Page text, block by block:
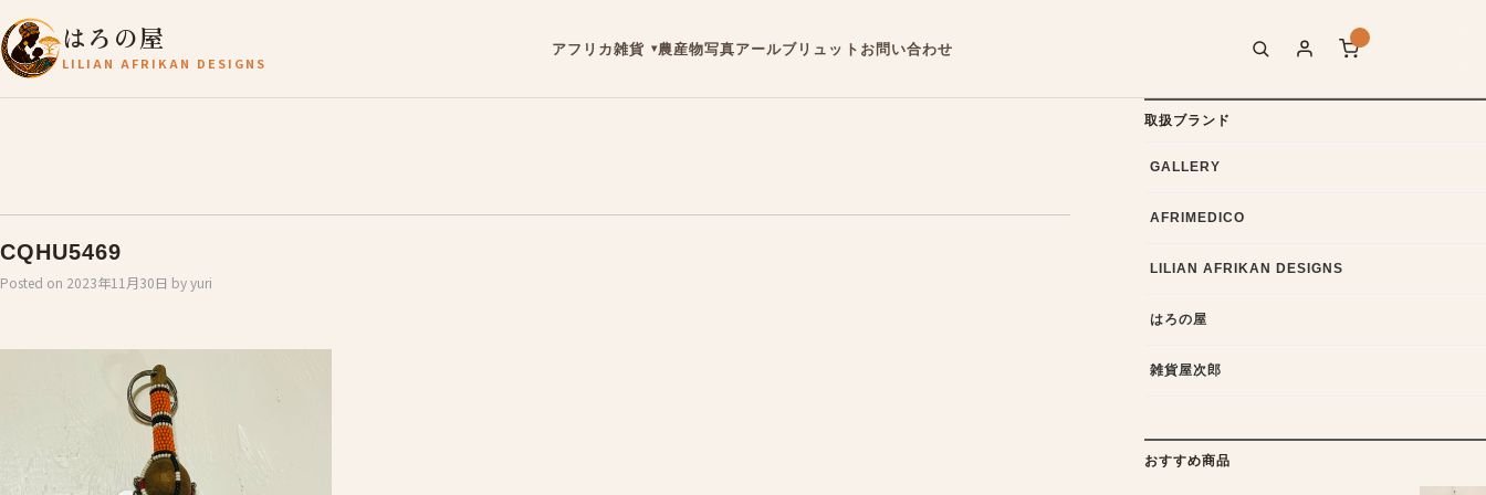
はろの屋
LILIAN AFRIKAN DESIGNS
アフリカ雑貨 農産物写真アールブリュット お問い合わせ
CQHU5469
Posted on 2023年11月30日 byyuri
取扱ブランド
GALLERY
AFRIMEDICO
LILIAN AFRIKAN DESIGNS
はろの屋
雑貨屋次郎
おすすめ商品